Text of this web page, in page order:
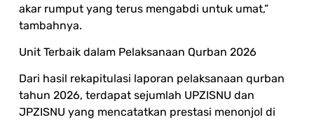
akar rumput yang terus mengabdi untuk umat,”
tambahnya.
Unit Terbaik dalam Pelaksanaan Qurban 2026
Dari hasil rekapitulasi laporan pelaksanaan qurban
tahun 2026, terdapat sejumlah UPZISNU dan
JPZISNU yang mencatatkan prestasi menonjol di